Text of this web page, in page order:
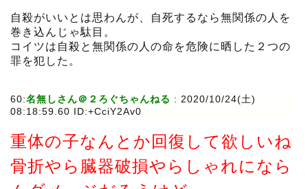
自殺がいいとは思わんが、自死するなら無関係の人を
巻き込んじゃ駄目。
コイツは自殺と無関係の人の命を危険に晒した２つの
罪を犯した。
60:名無しさん＠２ろぐちゃんねる : 2020/10/24(土)
08:18:59.60 ID:+CciY2Av0
重体の子なんとか回復して欲しいね
骨折やら臓器破損やらしゃれになら